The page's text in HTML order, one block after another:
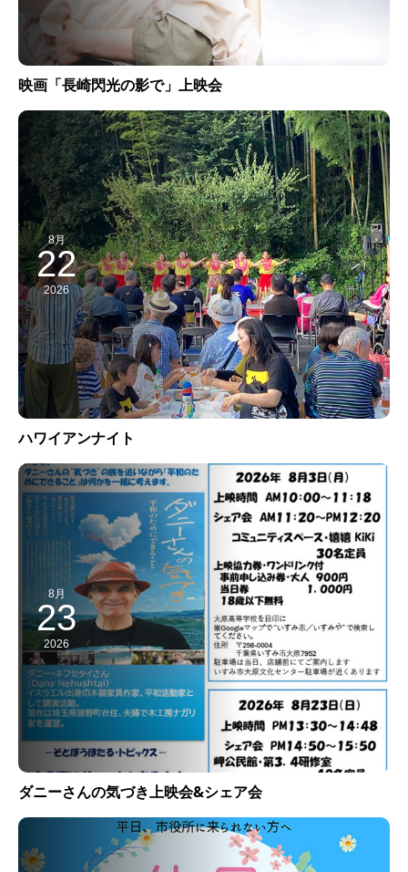
映画「長崎閃光の影で」上映会
8月
22
2026
ハワイアンナイト
8月
23
2026
ダニーさんの気づき上映会&シェア会